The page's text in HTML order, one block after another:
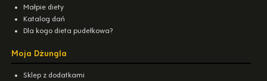
Małpie diety
Katalog dań
Dla kogo dieta pudełkowa?
Moja Dżungla
Sklep z dodatkami